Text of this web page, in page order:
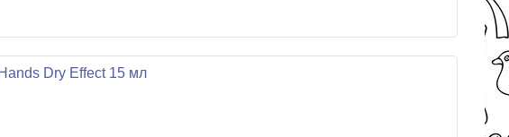
Dry Effect 15 мл